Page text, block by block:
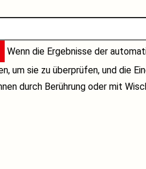
Wenn die Ergebnisse der
um sie zu überprüfen, und die
durch Berührung oder mit